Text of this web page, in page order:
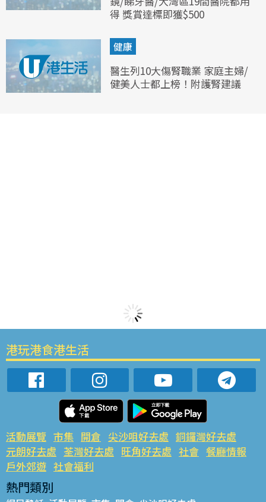
得 獎賞達標即獲$500
健康
醫生列10大傷腎職業 家庭主婦/
健美人士都上榜！附護腎建議
港玩港食港生活
活動展覽 市集 開倉 尖沙咀好去處 銅鑼灣好去處
元朗好去處 荃灣好去處 旺角好去處 社會 餐廳情報
戶外郊遊 社會福利
熱門類別